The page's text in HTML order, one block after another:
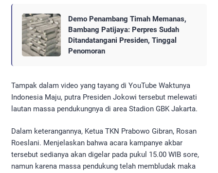
Demo Penambang Timah Memanas,
Bambang Patijaya: Perpres Sudah
Ditandatangani Presiden, Tinggal
Penomoran
Tampak dalam video yang tayang di YouTube Waktunya
Indonesia Maju, putra Presiden Jokowi tersebut melewati
lautan massa pendukungnya di area Stadion GBK Jakarta.
Dalam keterangannya, Ketua TKN Prabowo Gibran, Rosan
Roeslani. Menjelaskan bahwa acara kampanye akbar
tersebut sedianya akan digelar pada pukul 15.00 WIB sore,
namun karena massa pendukung telah membludak maka